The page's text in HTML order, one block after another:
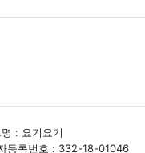
: 요기요기
등록번호 : 332-18-01046